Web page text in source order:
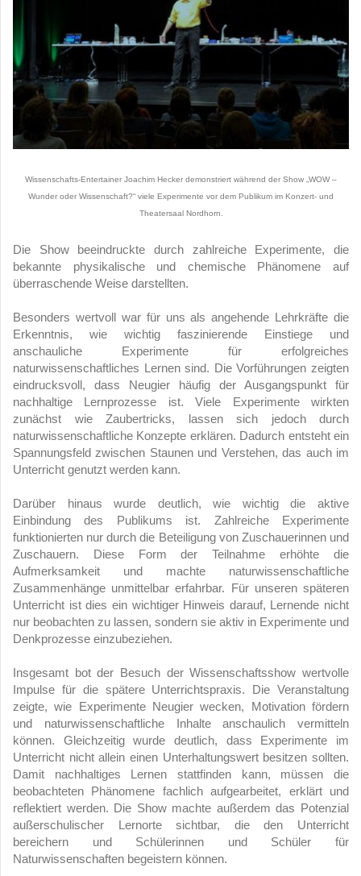
Wissenschafts-Entertainer Joachim Hecker demonstriert während der Show „WOW –
Wunder oder Wissenschaft?“ viele Experimente vor dem Publikum im Konzert- und
Theatersaal Nordhorn.
Die Show beeindruckte durch zahlreiche Experimente, die
bekannte physikalische und chemische Phänomene auf
überraschende Weise darstellten.
Besonders wertvoll war für uns als angehende Lehrkräfte die
Erkenntnis, wie wichtig faszinierende Einstiege und
anschauliche Experimente für erfolgreiches
naturwissenschaftliches Lernen sind. Die Vorführungen zeigten
eindrucksvoll, dass Neugier häufig der Ausgangspunkt für
nachhaltige Lernprozesse ist. Viele Experimente wirkten
zunächst wie Zaubertricks, lassen sich jedoch durch
naturwissenschaftliche Konzepte erklären. Dadurch entsteht ein
Spannungsfeld zwischen Staunen und Verstehen, das auch im
Unterricht genutzt werden kann.
Darüber hinaus wurde deutlich, wie wichtig die aktive
Einbindung des Publikums ist. Zahlreiche Experimente
funktionierten nur durch die Beteiligung von Zuschauerinnen und
Zuschauern. Diese Form der Teilnahme erhöhte die
Aufmerksamkeit und machte naturwissenschaftliche
Zusammenhänge unmittelbar erfahrbar. Für unseren späteren
Unterricht ist dies ein wichtiger Hinweis darauf, Lernende nicht
nur beobachten zu lassen, sondern sie aktiv in Experimente und
Denkprozesse einzubeziehen.
Insgesamt bot der Besuch der Wissenschaftsshow wertvolle
Impulse für die spätere Unterrichtspraxis. Die Veranstaltung
zeigte, wie Experimente Neugier wecken, Motivation fördern
und naturwissenschaftliche Inhalte anschaulich vermitteln
können. Gleichzeitig wurde deutlich, dass Experimente im
Unterricht nicht allein einen Unterhaltungswert besitzen sollten.
Damit nachhaltiges Lernen stattfinden kann, müssen die
beobachteten Phänomene fachlich aufgearbeitet, erklärt und
reflektiert werden. Die Show machte außerdem das Potenzial
außerschulischer Lernorte sichtbar, die den Unterricht
bereichern und Schülerinnen und Schüler für
Naturwissenschaften begeistern können.